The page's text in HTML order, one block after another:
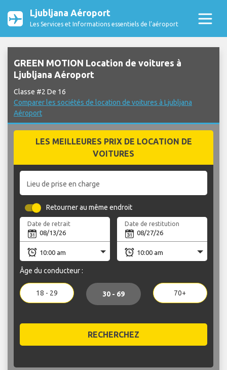
Ljubljana Aéroport
Les Services et Informations essentiels de l’aéroport
GREEN MOTION Location de voitures à
Ljubljana Aéroport
Classe #2 De 16
Comparer les sociétés de location de voitures à Ljubljana
Aéroport
LES MEILLEURES PRIX DE LOCATION DE
VOITURES
Lieu de prise en charge
Retourner au même endroit
Date de retrait Date de restitution
Âge du conducteur :
18 - 29 30 - 69 70+
RECHERCHEZ